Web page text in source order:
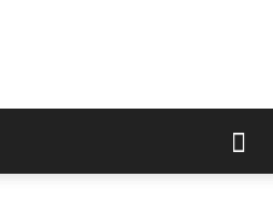
Novoaltaysk.online